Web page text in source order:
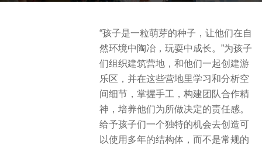
“孩子是一粒萌芽的种子，让他们在自
然环境中陶冶，玩耍中成长。”为孩子
们组织建筑营地，和他们一起创建游
乐区，并在这些营地里学习和分析空
间细节，掌握手工，构建团队合作精
神，培养他们为所做决定的责任感。
给予孩子们一个独特的机会去创造可
以使用多年的结构体，而不是常规的